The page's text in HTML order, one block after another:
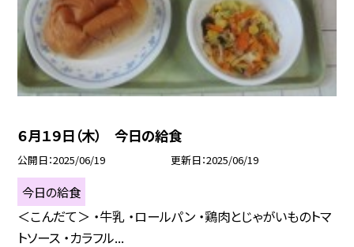
６月１９日（木） 今日の給食
公開日 2025/06/19 更新日 2025/06/19
今日の給食
＜こんだて＞ ・牛乳 ・ロールパン ・鶏肉とじゃがいものトマ
トソース ・カラフル...